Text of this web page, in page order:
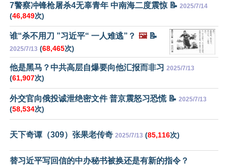
7警察冲锋枪屠杀4无辜青年 中南海二度震惊 📝 2025/7/14
(46,849次)
谁“杀不用刀 ”习近平“ 一人难逃”？ 🖼️📝
2025/7/13 (68,465次)
他是黑马？中共高层自爆要向他汇报而非习 2025/7/13
(61,907次)
外交官向俄投诚泄绝密文件 普京震怒习恐慌 📝 2025/7/13
(58,534次)
天下奇谭（309）张果老传奇 2025/7/13 (85,116次)
替习近平写回信的中办秘书被换还是有新的指令？